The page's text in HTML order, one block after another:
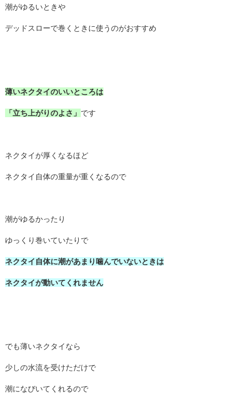
潮がゆるいときや
デッドスローで巻くときに使うのがおすすめ
薄いネクタイのいいところは
「立ち上がりのよさ」 です
ネクタイが厚くなるほど
ネクタイ自体の重量が重くなるので
潮がゆるかったり
ゆっくり巻いていたりで
ネクタイ自体に潮があまり噛んでいないときは
ネクタイが動いてくれません
でも薄いネクタイなら
少しの水流を受けただけで
潮になびいてくれるので